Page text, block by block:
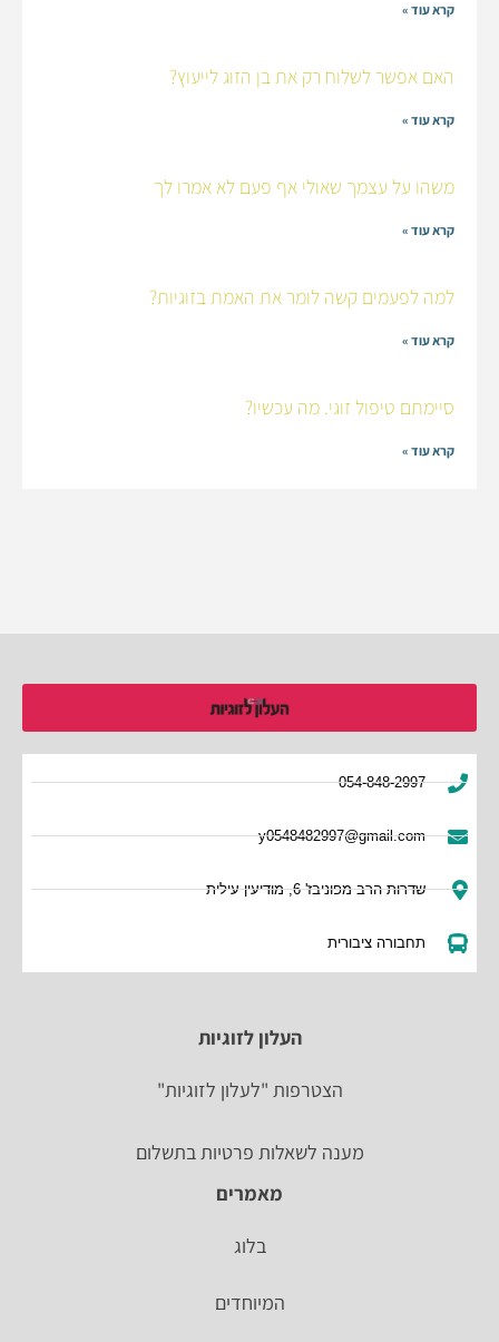
קרא עוד »
האם אפשר לשלוח רק את בן הזוג לייעוץ?
קרא עוד »
משהו על עצמך שאולי אף פעם לא אמרו לך
קרא עוד »
למה לפעמים קשה לומר את האמת בזוגיות?
קרא עוד »
סיימתם טיפול זוגי. מה עכשיו?
קרא עוד »
054-848-2997
y0548482997@gmail.com
שדרות הרב מפוניבז' 6, מודיעין עילית
תחבורה ציבורית
העלון לזוגיות
הצטרפות "לעלון לזוגיות"
מענה לשאלות פרטיות בתשלום
מאמרים
בלוג
המיוחדים